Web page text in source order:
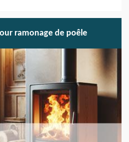
ramonage de poêle